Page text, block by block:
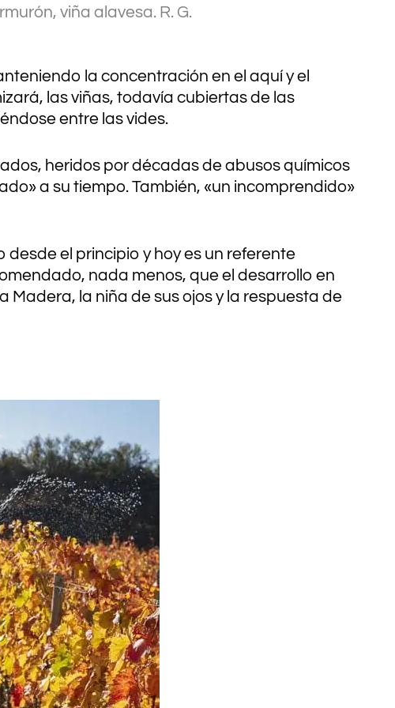
viña alavesa. R. G.
la concentración en el aquí y el
las viñas, todavía cubiertas de las
entre las vides.
heridos por décadas de abusos químicos
a su tiempo. También, «un incomprendido»
desde el principio y hoy es un referente
nada menos, que el desarrollo en
la niña de sus ojos y la respuesta de